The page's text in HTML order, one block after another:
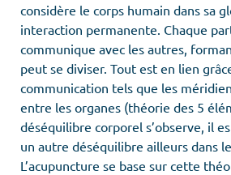
considère le corps humain dans sa
interaction permanente. Chaque
communique avec les autres,
peut se diviser. Tout est en lien
communication tels que les
entre les organes (théorie des 5
déséquilibre corporel s’observe, il
un autre déséquilibre ailleurs dans
L’acupuncture se base sur cette